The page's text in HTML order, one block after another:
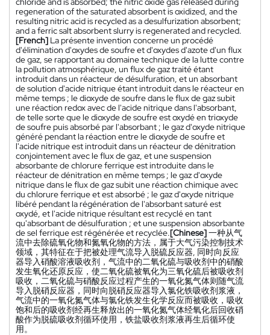
regeneration of the saturated absorbent is oxidized, and the
resulting nitric acid is recycled as a desulfurization absorbent;
and a ferric salt absorbent slurry is regenerated and recycled.
[French] La présente invention concerne un procédé
d'élimination d'oxydes de soufre et d'oxydes d'azote d'un flux
de gaz, se rapportant au domaine technique de la lutte contre
la pollution atmosphérique, un flux de gaz traité étant
introduit dans un réacteur de désulfuration, et un absorbant
de solution d'acide nitrique étant introduit dans le réacteur en
même temps ; le dioxyde de soufre dans le flux de gaz subit
une réaction redox avec de l'acide nitrique dans l'absorbant,
de telle sorte que le dioxyde de soufre est oxydé en trioxyde
de soufre puis absorbé par l'absorbant ; le gaz d'oxyde nitrique
généré pendant la réaction entre le dioxyde de soufre et
l'acide nitrique est introduit dans un réacteur de dénitration
conjointement avec le flux de gaz, et une suspension
absorbante de chlorure ferrique est introduite dans le
réacteur de dénitration en même temps ; le gaz d'oxyde
nitrique dans le flux de gaz subit une réaction chimique avec
du chlorure ferrique et est absorbé ; le gaz d'oxyde nitrique
libéré pendant la régénération de l'absorbant saturé est
oxydé, et l'acide nitrique résultant est recyclé en tant
qu'absorbant de désulfuration ; et une suspension absorbante
de sel ferrique est régénérée et recyclée.[Chinese]一种从气
流中去除硫氧化物和氮氧化物的方法，属于大气污染控制技术
领域，其特征在于把被处理气流导入脱硫反应器, 同时向反应
器导入硝酸溶液吸收剂，气流中的二氧化硫与吸收剂中的硝酸
发生氧化还原反应，使二氧化硫被氧化为三氧化硫后被吸收剂
吸收，二氧化硫与硝酸反应过程产生的一氧化氮气体则随气流
导入脱硝反应器，同时向脱硝反应器导入氯化铁吸收剂浆液，
气流中的一氧化氮气体与氯化铁发生化学反应而被吸收，吸收
饱和后的吸收剂经再生释放出的一氧化氮气体经氧化后回收硝
酸作为脱硫吸收剂循环使用，铁盐吸收剂浆液再生后循环使
用。